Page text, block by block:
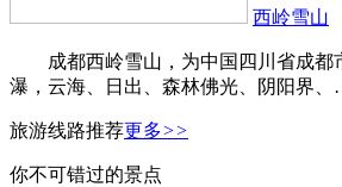
西岭雪山
成都西岭雪山，为中国四川省成都市
瀑，云海、日出、森林佛光、阴阳界
旅游线路推荐更多>>
你不可错过的景点